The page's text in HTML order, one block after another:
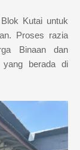
Kutai untuk
Proses razia
Binaan dan
yang berada di